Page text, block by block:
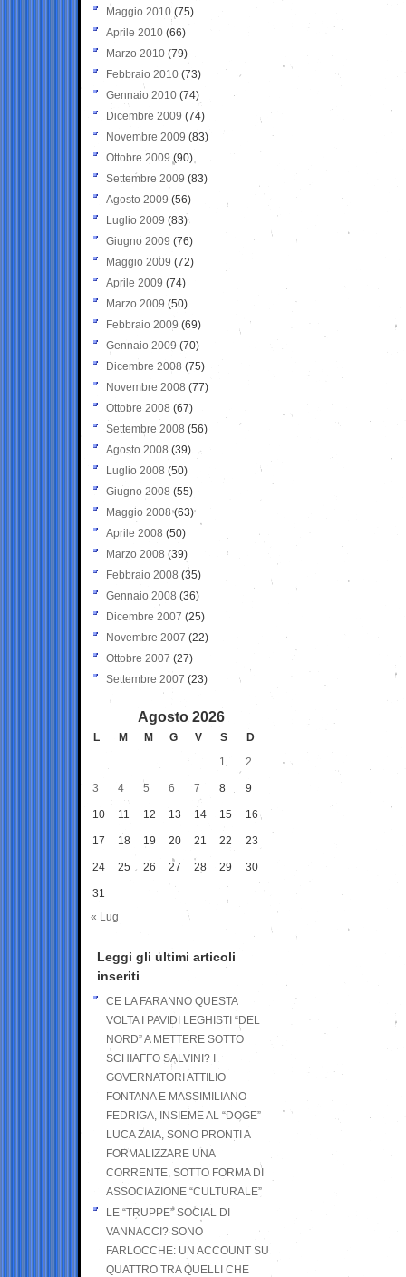
Maggio 2010 (75)
Aprile 2010 (66)
Marzo 2010 (79)
Febbraio 2010 (73)
Gennaio 2010 (74)
Dicembre 2009 (74)
Novembre 2009 (83)
Ottobre 2009 (90)
Settembre 2009 (83)
Agosto 2009 (56)
Luglio 2009 (83)
Giugno 2009 (76)
Maggio 2009 (72)
Aprile 2009 (74)
Marzo 2009 (50)
Febbraio 2009 (69)
Gennaio 2009 (70)
Dicembre 2008 (75)
Novembre 2008 (77)
Ottobre 2008 (67)
Settembre 2008 (56)
Agosto 2008 (39)
Luglio 2008 (50)
Giugno 2008 (55)
Maggio 2008(63)
Aprile 2008 (50)
Marzo 2008 (39)
Febbraio 2008 (35)
Gennaio 2008 (36)
Dicembre 2007 (25)
Novembre 2007 (22)
Ottobre 2007 (27)
Settembre 2007 (23)
Agosto 2026
L M M G V S
D
1
2
3 4 5 6 7 8 9
10 11 12 13 14 15 16
17 18 19 20 21 22 23
24 25 26 27 28 29 30
31
« Lug
Leggi gli ultimi articoli
inseriti
CE LA FARANNO QUESTA
VOLTA I PAVIDI LEGHISTI “DEL
NORD” A METTERE SOTTO
SCHIAFFO SALVINI? I
GOVERNATORI ATTILIO
FONTANA E MASSIMILIANO
FEDRIGA, INSIEME AL “DOGE”
LUCA ZAIA, SONO PRONTI A
FORMALIZZARE UNA
CORRENTE, SOTTO FORMA DI
ASSOCIAZIONE “CULTURALE”
LE “TRUPPE” SOCIAL DI
VANNACCI? SONO
FARLOCCHE: UN ACCOUNT SU
QUATTRO TRA QUELLI CHE